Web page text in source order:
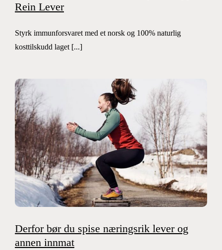
Rein Lever
Styrk immunforsvaret med et norsk og 100% naturlig
kosttilskudd laget [...]
Derfor bør du spise næringsrik lever og
annen innmat